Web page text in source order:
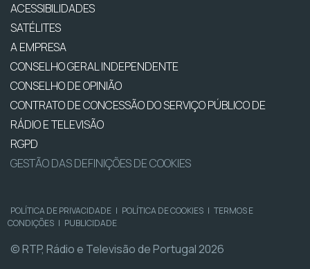
ACESSIBILIDADES
SATÉLITES
A EMPRESA
CONSELHO GERAL INDEPENDENTE
CONSELHO DE OPINIÃO
CONTRATO DE CONCESSÃO DO SERVIÇO PÚBLICO DE
RÁDIO E TELEVISÃO
RGPD
GESTÃO DAS DEFINIÇÕES DE COOKIES
POLÍTICA DE PRIVACIDADE | POLÍTICA DE COOKIES | TERMOS E
CONDIÇÕES | PUBLICIDADE
© RTP, Rádio e Televisão de Portugal 2026